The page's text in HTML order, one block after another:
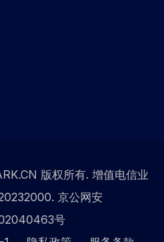
版权所有. 增值电信业
京公网安
号